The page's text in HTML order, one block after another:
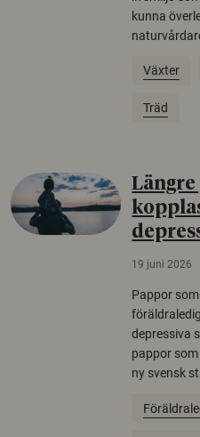
kunna
Växter
Träd
19 juni 2026
Pappor
depressiva
pappor
ny svensk